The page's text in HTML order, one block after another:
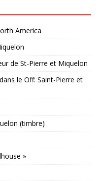
America
de St-Pierre et Miquelon
le Off: Saint-Pierre et
(timbre)
»